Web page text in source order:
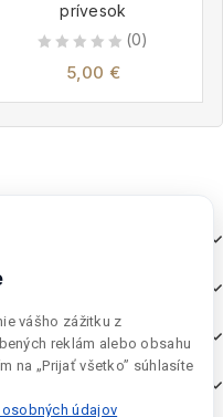
prívesok
(0)
5,00 €
vášho zážitku z
reklám alebo obsahu
na „Prijať všetko” súhlasíte
údajov